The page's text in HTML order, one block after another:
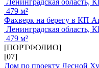
Ленинградская область,
479 м²
Фахверк на берегу в КП
Ленинградская область,
479 м²
[ПОРТФОЛИО]
[07]
Дом по проекту Лесной